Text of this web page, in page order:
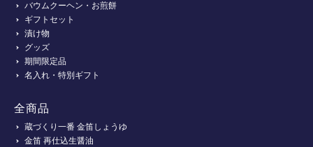
バウムクーヘン・お煎餅
ギフトセット
漬け物
グッズ
期間限定品
名入れ・特別ギフト
全商品
蔵づくり一番 金笛しょうゆ
金笛 再仕込生醤油